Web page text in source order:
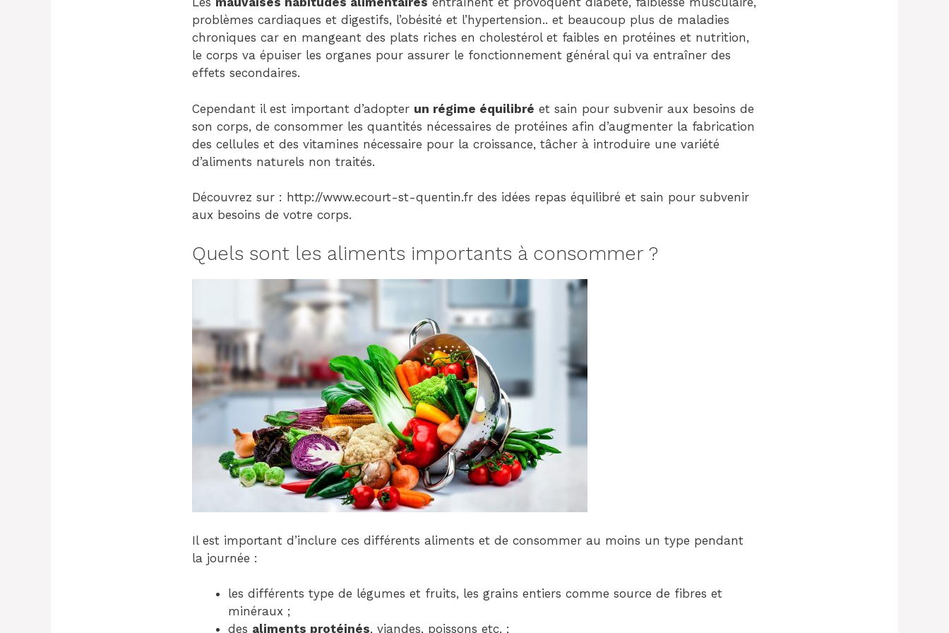
Child
(generatepress_child)
|
Parent
(generatepress)
problèmes cardiaques et digestifs, l’obésité et l’hypertension.. et beaucoup plus de maladies
chroniques car en mangeant des plats riches en cholestérol et faibles en protéines et nutrition,
le corps va épuiser les organes pour assurer le fonctionnement général qui va entraîner des
effets secondaires.
Cependant il est important d’adopter un régime équilibré et sain pour subvenir aux besoins de
son corps, de consommer les quantités nécessaires de protéines afin d’augmenter la fabrication
des cellules et des vitamines nécessaire pour la croissance, tâcher à introduire une variété
d’aliments naturels non traités.
Découvrez sur : http://www.ecourt-st-quentin.fr des idées repas équilibré et sain pour subvenir
aux besoins de votre corps.
Quels sont les aliments importants à consommer ?
Il est important d’inclure ces différents aliments et de consommer au moins un type pendant
la journée :
les différents type de légumes et fruits, les grains entiers comme source de fibres et
minéraux ;
des aliments protéinés, viandes, poissons etc. ;